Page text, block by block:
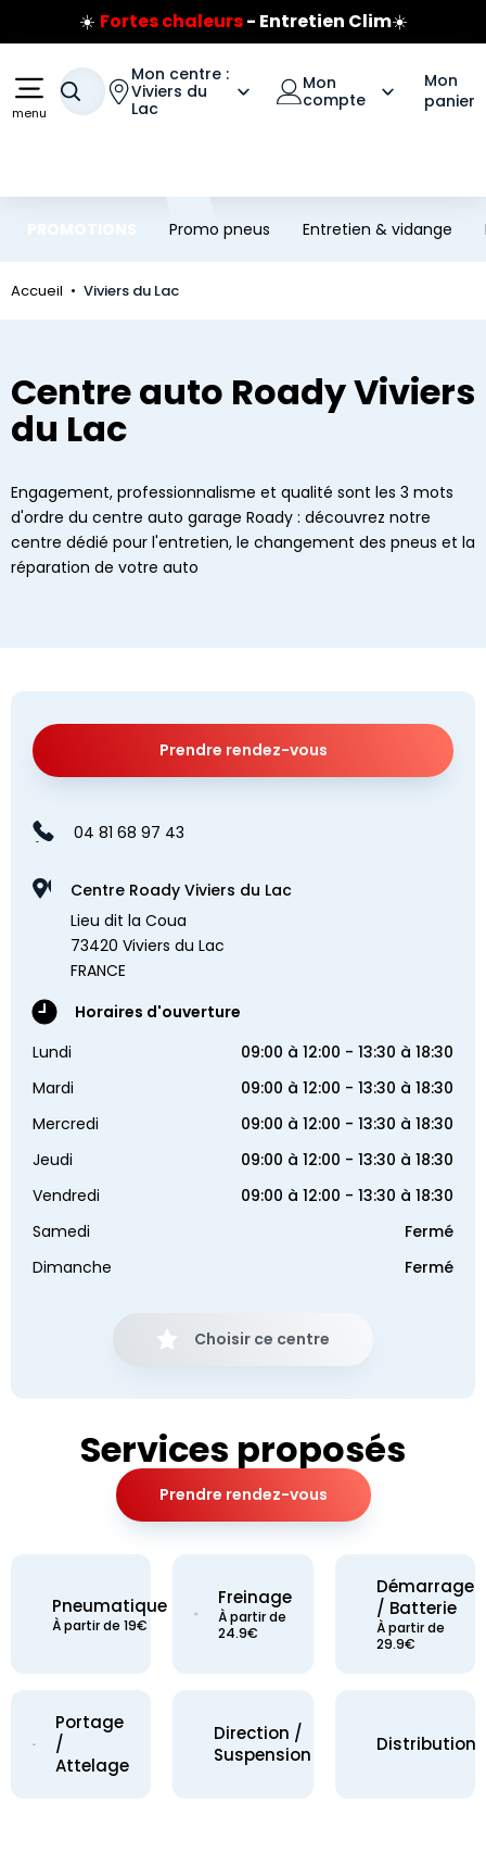
Aller au contenu principal
Aller à la navigation
☀️ Fortes chaleurs- Entretien Clim☀️
Prix coûtant pneus Bridgestone
🔥
Extincteur : réflexe sécurité
Jusqu'à 120€ rembourséssur les pneus Bridgestone
menu
Votre recherche
Mon centre :
Viviers du
Lac
Mon
compte
Mon
panier
Promo pneus Entretien & vidange
Accueil Viviers du Lac
Centre auto Roady Viviers
du Lac
Engagement, professionnalisme et qualité sont les 3 mots
d'ordre du centre auto garage Roady : découvrez notre
centre dédié pour l'entretien, le changement des pneus et la
réparation de votre auto
Prendre rendez-vous
04 81 68 97 43
Centre Roady Viviers du Lac
Lieu dit la Coua
73420 Viviers du Lac
FRANCE
Horaires d'ouverture
Lundi
09:00 à 12:00 - 13:30 à 18:30
Mardi
09:00 à 12:00 - 13:30 à 18:30
Mercredi
09:00 à 12:00 - 13:30 à 18:30
Jeudi
09:00 à 12:00 - 13:30 à 18:30
Vendredi
09:00 à 12:00 - 13:30 à 18:30
Samedi
Fermé
Dimanche
Fermé
Choisir ce centre
Services proposés
Prendre rendez-vous
Pneumatique
À partir de 19€
Freinage
À partir de
24.9€
Démarrage
/ Batterie
À partir de
29.9€
Portage
/
Attelage
Direction /
Suspension
Distribution